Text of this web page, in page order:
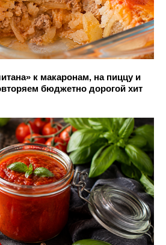
к макаронам, на пиццу и
бюджетно дорогой хит